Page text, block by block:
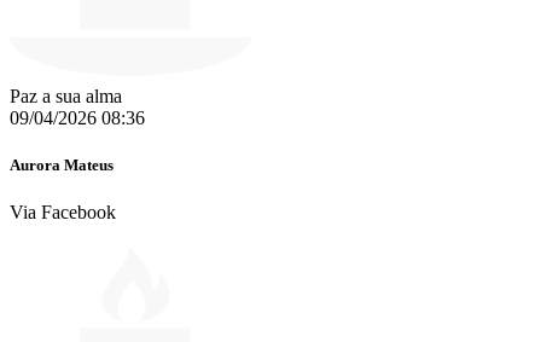
Paz a sua alma
09/04/2026 08:36
Aurora Mateus
Via Facebook